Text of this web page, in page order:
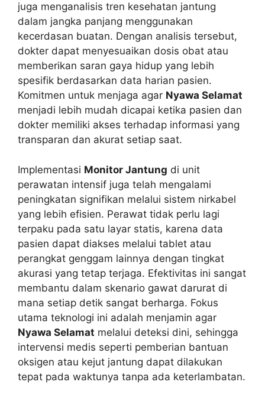
juga menganalisis tren kesehatan jantung
dalam jangka panjang menggunakan
kecerdasan buatan. Dengan analisis tersebut,
dokter dapat menyesuaikan dosis obat atau
memberikan saran gaya hidup yang lebih
spesifik berdasarkan data harian pasien.
Komitmen untuk menjaga agar Nyawa Selamat
menjadi lebih mudah dicapai ketika pasien dan
dokter memiliki akses terhadap informasi yang
transparan dan akurat setiap saat.
Implementasi Monitor Jantung di unit
perawatan intensif juga telah mengalami
peningkatan signifikan melalui sistem nirkabel
yang lebih efisien. Perawat tidak perlu lagi
terpaku pada satu layar statis, karena data
pasien dapat diakses melalui tablet atau
perangkat genggam lainnya dengan tingkat
akurasi yang tetap terjaga. Efektivitas ini sangat
membantu dalam skenario gawat darurat di
mana setiap detik sangat berharga. Fokus
utama teknologi ini adalah menjamin agar
Nyawa Selamat melalui deteksi dini, sehingga
intervensi medis seperti pemberian bantuan
oksigen atau kejut jantung dapat dilakukan
tepat pada waktunya tanpa ada keterlambatan.